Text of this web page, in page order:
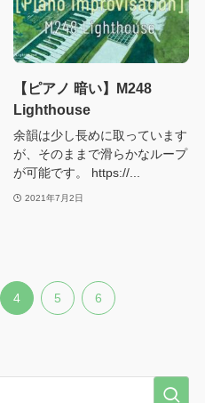
【ピアノ 暗い】M248
Lighthouse
余韻は少し長めに取っています
が、そのままで滑らかなループ
が可能です。 https://...
2021年7月2日
4 5 6